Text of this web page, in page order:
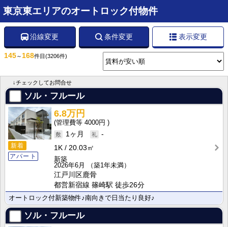
東京東エリアのオートロック付物件
沿線変更 条件変更 表示変更
145～168件目 (3206件)
↓チェックしてお問合せ
ソル・フルール
新着
アパート
6.8万円
4000円
1ヶ月
-
1K
20.03㎡
新築
2026年6月
（築1年未満）
江戸川区鹿骨
都営新宿線 篠崎駅 徒歩26分
オートロック付新築物件♪南向きで日当たり良好♪
ソル・フルール